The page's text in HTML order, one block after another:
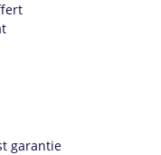
garantie